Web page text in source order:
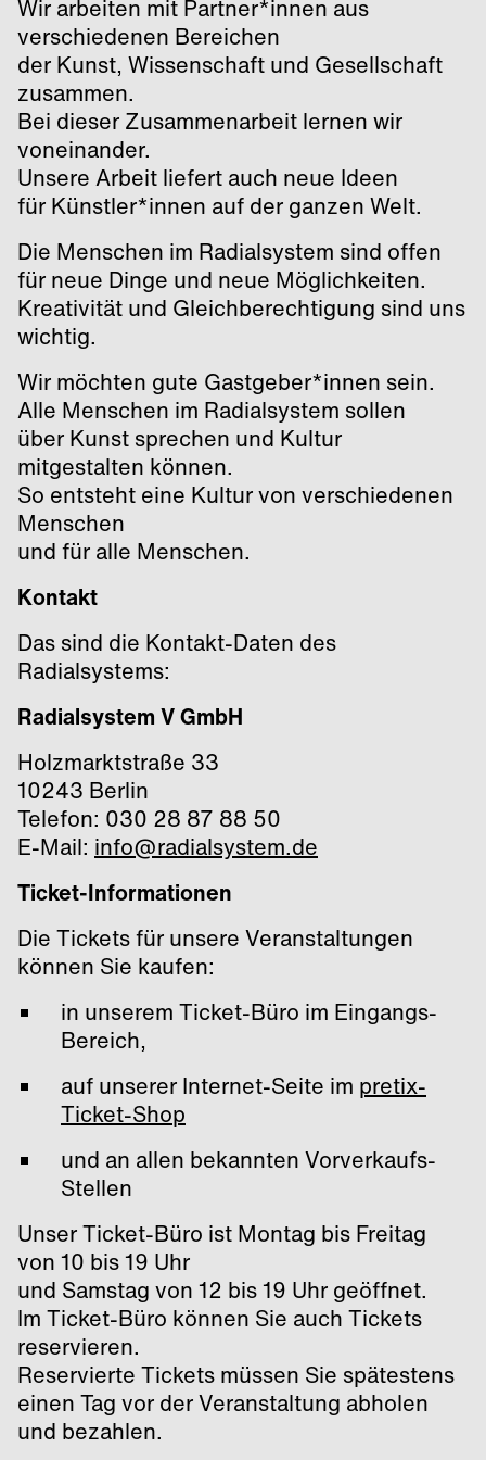
Wir arbeiten mit Partner*innen aus
verschiedenen Bereichen
der Kunst, Wissenschaft und Gesellschaft
zusammen.
Bei dieser Zusammenarbeit lernen wir
voneinander.
Unsere Arbeit liefert auch neue Ideen
für Künstler*innen auf der ganzen Welt.
Die Menschen im Radialsystem sind offen
für neue Dinge und neue Möglichkeiten.
Kreativität und Gleichberechtigung sind uns
wichtig.
Wir möchten gute Gastgeber*innen sein.
Alle Menschen im Radialsystem sollen
über Kunst sprechen und Kultur
mitgestalten können.
So entsteht eine Kultur von verschiedenen
Menschen
und für alle Menschen.
Kontakt
Das sind die Kontakt-Daten des
Radialsystems:
Radialsystem V GmbH
Holzmarktstraße 33
10243 Berlin
Telefon: 030 28 87 88 50
E-Mail: info@radialsystem.de
Ticket-Informationen
Die Tickets für unsere Veranstaltungen
können Sie kaufen:
in unserem Ticket-Büro im Eingangs-
Bereich,
auf unserer Internet-Seite im pretix-
Ticket-Shop
und an allen bekannten Vorverkaufs-
Stellen
Unser Ticket-Büro ist Montag bis Freitag
von 10 bis 19 Uhr
und Samstag von 12 bis 19 Uhr geöffnet.
Im Ticket-Büro können Sie auch Tickets
reservieren.
Reservierte Tickets müssen Sie spätestens
einen Tag vor der Veranstaltung abholen
und bezahlen.